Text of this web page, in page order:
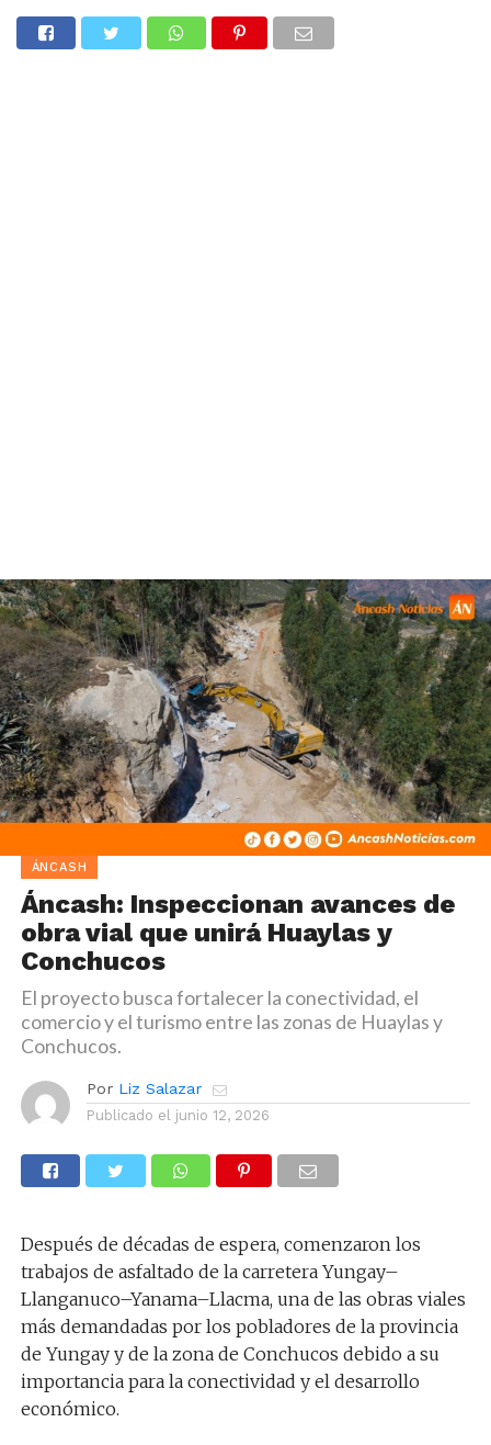
ÁNCASH
Áncash: Inspeccionan avances de
obra vial que unirá Huaylas y
Conchucos
El proyecto busca fortalecer la conectividad, el
comercio y el turismo entre las zonas de Huaylas y
Conchucos.
Por Liz Salazar
Publicado el junio 12, 2026
Después de décadas de espera, comenzaron los
trabajos de asfaltado de la carretera Yungay–
Llanganuco–Yanama–Llacma, una de las obras viales
más demandadas por los pobladores de la provincia
de Yungay y de la zona de Conchucos debido a su
importancia para la conectividad y el desarrollo
económico.